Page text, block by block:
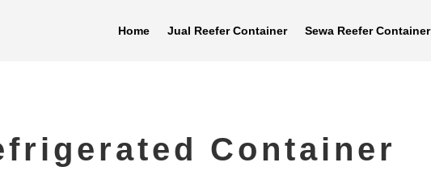
Home Jual Reefer Container Sewa Reefer Container
Container